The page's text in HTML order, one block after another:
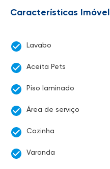
Características Imóvel
Lavabo
Aceita Pets
Piso laminado
Área de serviço
Cozinha
Varanda